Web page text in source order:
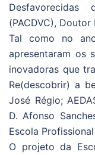
(PACDVC), Doutor
Tal como no
apresentaram os
inovadoras que
Re(descobrir) a
José Régio;
D. Afonso
Escola
O projeto da